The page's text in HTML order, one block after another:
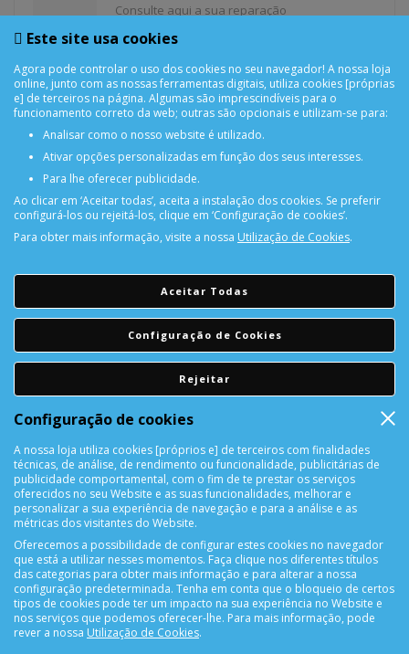
Consulte aqui a sua reparação
DEVOLUÇÕES
Devolução Garantida!
SUPORTE ONLINE
4450-042 Matosinhos Portugal
vendas@cellrepair.pt
229 380 496 Chamada para a rede fixa nacional
910991733
Segunda a Sexta das 10h00 às 19h00
Sábado das 9h00 às 13h00
INFORMAÇÕES
Sobre Nós
Termos & Condições
Este site usa cookies
Agora pode controlar o uso dos cookies no seu navegador! A nossa loja
online, junto com as nossas ferramentas digitais, utiliza cookies [próprias
e] de terceiros na página. Algumas são imprescindíveis para o
funcionamento correto da web; outras são opcionais e utilizam-se para:
Analisar como o nosso website é utilizado.
Ativar opções personalizadas em função dos seus interesses.
Para lhe oferecer publicidade.
Ao clicar em ‘Aceitar todas’, aceita a instalação dos cookies. Se preferir
configurá-los ou rejeitá-los, clique em ‘Configuração de cookies’.
Para obter mais informação, visite a nossa Utilização de Cookies.
Aceitar Todas
Configuração de Cookies
Rejeitar
Configuração de cookies
A nossa loja utiliza cookies [próprios e] de terceiros com finalidades
técnicas, de análise, de rendimento ou funcionalidade, publicitárias de
publicidade comportamental, com o fim de te prestar os serviços
oferecidos no seu Website e as suas funcionalidades, melhorar e
personalizar a sua experiência de navegação e para a análise e as
métricas dos visitantes do Website.
Oferecemos a possibilidade de configurar estes cookies no navegador
que está a utilizar nesses momentos. Faça clique nos diferentes títulos
das categorias para obter mais informação e para alterar a nossa
configuração predeterminada. Tenha em conta que o bloqueio de certos
tipos de cookies pode ter um impacto na sua experiência no Website e
nos serviços que podemos oferecer-lhe. Para mais informação, pode
rever a nossa Utilização de Cookies.